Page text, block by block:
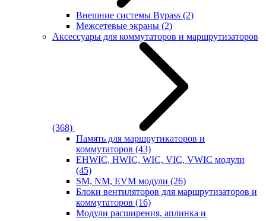
Внешние системы Bypass (2)
Межсетевые экраны (2)
Аксессуары для коммутаторов и маршрутизаторов
(368)
Память для маршрутикаторов и
коммутаторов (43)
EHWIC, HWIC, WIC, VIC, VWIC модули
(45)
SM, NM, EVM модули (26)
Блоки вентиляторов для маршрутизаторов и
коммутаторов (16)
Модули расширения, аплинка и